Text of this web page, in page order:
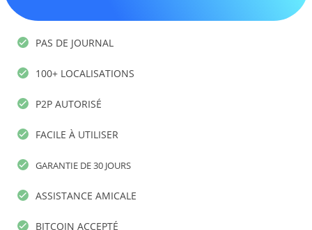
PAS DE JOURNAL
100+ LOCALISATIONS
P2P AUTORISÉ
FACILE À UTILISER
GARANTIE DE 30 JOURS
ASSISTANCE AMICALE
BITCOIN ACCEPTÉ